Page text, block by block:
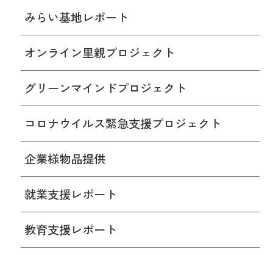
みらい基地レポート
オンライン里親プロジェクト
グリーンマインドプロジェクト
コロナウイルス緊急支援プロジェクト
企業様物品提供
就業支援レポート
教育支援レポート